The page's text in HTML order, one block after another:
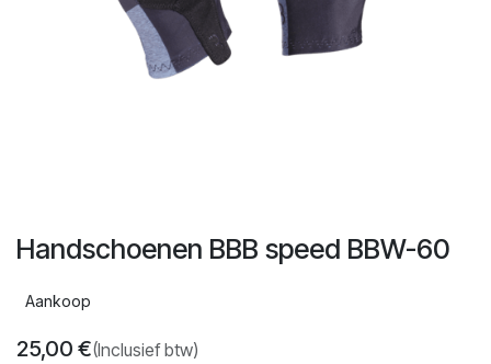
Handschoenen BBB speed BBW-60
Aankoop
25,00 €(Inclusief btw)